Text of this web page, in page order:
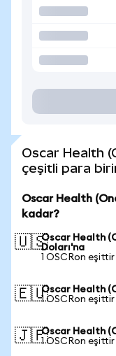
Oscar Health
çeşitli para
Oscar Health
kadar?
🇺🇸Oscar Health
Doları'na
1 OSCRon
🇪🇺Oscar Health
1 OSCRon
🇯🇵Oscar Health
1 OSCRon